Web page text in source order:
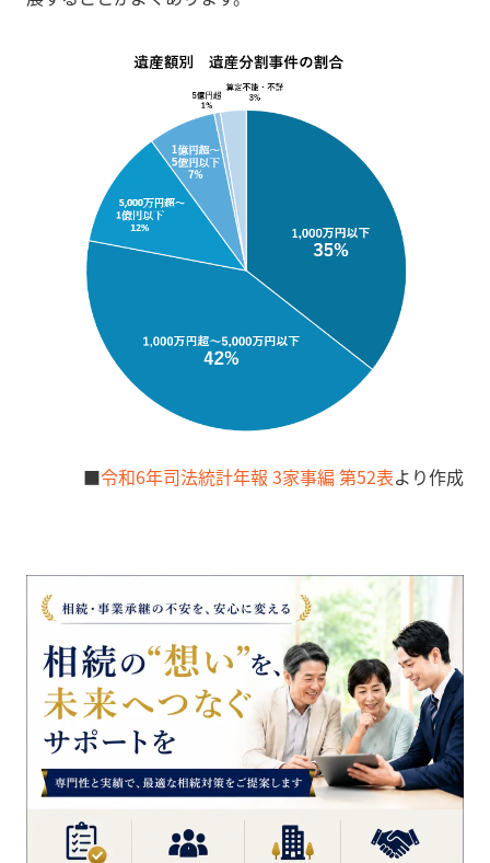
■令和6年司法統計年報 3家事編 第52表より作成